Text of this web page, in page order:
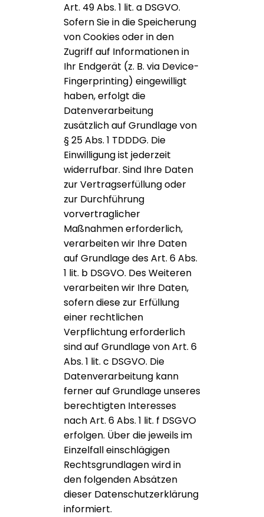
Art. 49 Abs. 1 lit. a DSGVO.
Sofern Sie in die Speicherung
von Cookies oder in den
Zugriff auf Informationen in
Ihr Endgerät (z. B. via Device-
Fingerprinting) eingewilligt
haben, erfolgt die
Datenverarbeitung
zusätzlich auf Grundlage von
§ 25 Abs. 1 TDDDG. Die
Einwilligung ist jederzeit
widerrufbar. Sind Ihre Daten
zur Vertragserfüllung oder
zur Durchführung
vorvertraglicher
Maßnahmen erforderlich,
verarbeiten wir Ihre Daten
auf Grundlage des Art. 6 Abs.
1 lit. b DSGVO. Des Weiteren
verarbeiten wir Ihre Daten,
sofern diese zur Erfüllung
einer rechtlichen
Verpflichtung erforderlich
sind auf Grundlage von Art. 6
Abs. 1 lit. c DSGVO. Die
Datenverarbeitung kann
ferner auf Grundlage unseres
berechtigten Interesses
nach Art. 6 Abs. 1 lit. f DSGVO
erfolgen. Über die jeweils im
Einzelfall einschlägigen
Rechtsgrundlagen wird in
den folgenden Absätzen
dieser Datenschutzerklärung
informiert.